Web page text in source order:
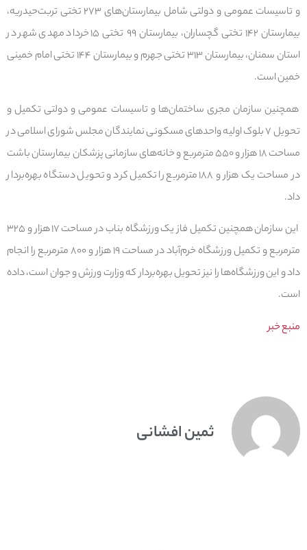
و تاسیسات عمومی و دولتی شامل بیمارستان‌های ۲۷۳ تختی تربت‌حیدریه،
بیمارستان ۱۴۲ تختی گچساران، بیمارستان ۹۹ تختی ۱۵ خرداد مهدی شهر در
استان سمنان، بیمارستان ۳۱۳ تختی جهرم و بیمارستان ۱۴۴ تختی امام خمینی
خمین است.
همچنین سازمان مجری ساختمان‌ها و تاسیسات عمومی و دولتی تکمیل و
تحویل ۷ بلوک اولیه واحدهای مسکونی نمایندگان مجلس شورای اسلامی در
مساحت ۱۸ هزار و ۵۵۰ مترمربع و خانه‌های سازمانی پزشکان بیمارستان باشت
در مساحت یک هزار و ۱۸۸ مترمربع را تکمیل کرد و تحویل دستگاه بهره‌بردار
داد.
این سازمان همچنین تکمیل فاز یک ورزشگاه بناب در مساحت ۱۷ هزار و ۳۲۵
مترمربع و تکمیل ورزشگاه خرم‌آباد در مساحت ۱۹ هزار و ۸۰۰ مترمربع را انجام
داد و این ورزشگاه‌ها را نیز تحویل بهره‌بردار که وزارت ورزش و جوان است، داده
است.
منبع خبر
ثمین افشانی